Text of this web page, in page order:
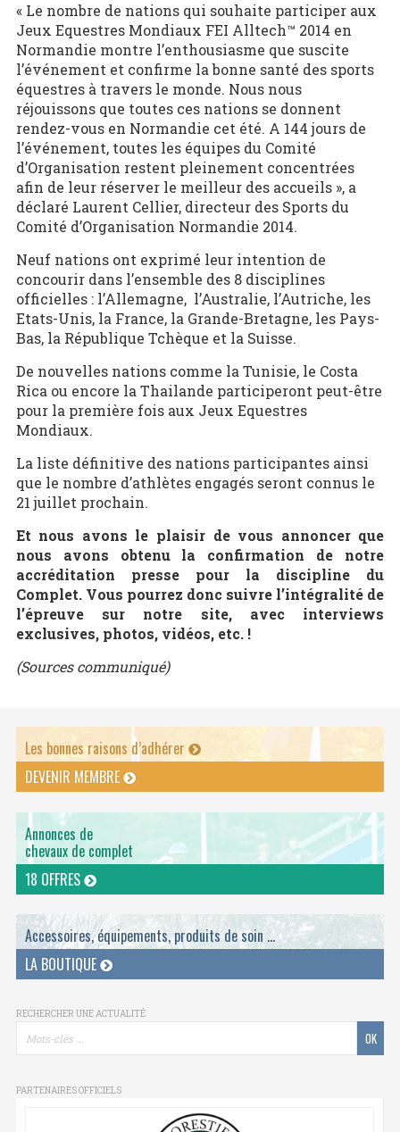
« Le nombre de nations qui souhaite participer aux
Jeux Equestres Mondiaux FEI Alltech™ 2014 en
Normandie montre l’enthousiasme que suscite
l’événement et confirme la bonne santé des sports
équestres à travers le monde. Nous nous
réjouissons que toutes ces nations se donnent
rendez-vous en Normandie cet été. A 144 jours de
l’événement, toutes les équipes du Comité
d’Organisation restent pleinement concentrées
afin de leur réserver le meilleur des accueils », a
déclaré Laurent Cellier, directeur des Sports du
Comité d’Organisation Normandie 2014.
Neuf nations ont exprimé leur intention de
concourir dans l’ensemble des 8 disciplines
officielles : l’Allemagne, l’Australie, l’Autriche, les
Etats-Unis, la France, la Grande-Bretagne, les Pays-
Bas, la République Tchèque et la Suisse.
De nouvelles nations comme la Tunisie, le Costa
Rica ou encore la Thailande participeront peut-être
pour la première fois aux Jeux Equestres
Mondiaux.
La liste définitive des nations participantes ainsi
que le nombre d’athlètes engagés seront connus le
21 juillet prochain.
Et nous avons le plaisir de vous annoncer que
nous avons obtenu la confirmation de notre
accréditation presse pour la discipline du
Complet. Vous pourrez donc suivre l’intégralité de
l’épreuve sur notre site, avec interviews
exclusives, photos, vidéos, etc. !
(Sources communiqué)
Les bonnes raisons d’adhérer
DEVENIR MEMBRE
Annonces de
chevaux de complet
18 OFFRES
Accessoires, équipements, produits de soin ...
LA BOUTIQUE
RECHERCHER UNE ACTUALITÉ
PARTENAIRES OFFICIELS